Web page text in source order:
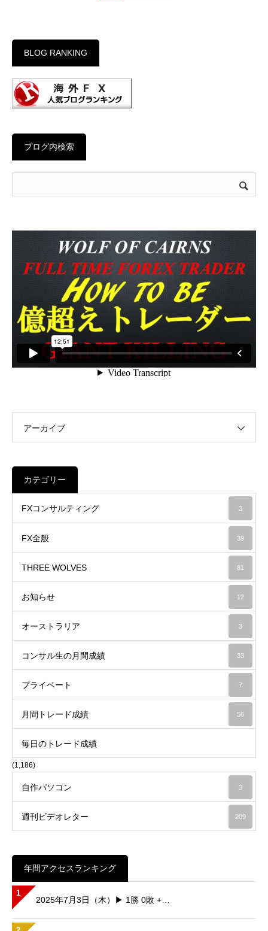
BLOG RANKING
ブログ内検索
アーカイブ
カテゴリー
FXコンサルティング 3
FX全般 39
THREE WOLVES 81
お知らせ 12
オーストラリア 3
コンサル生の月間成績 33
プライベート 7
月間トレード成績 56
毎日のトレード成績
(1,186)
自作パソコン 3
週刊ビデオレター 209
年間アクセスランキング
1
2025年7月3日（木）▶ 1勝 0敗 +…